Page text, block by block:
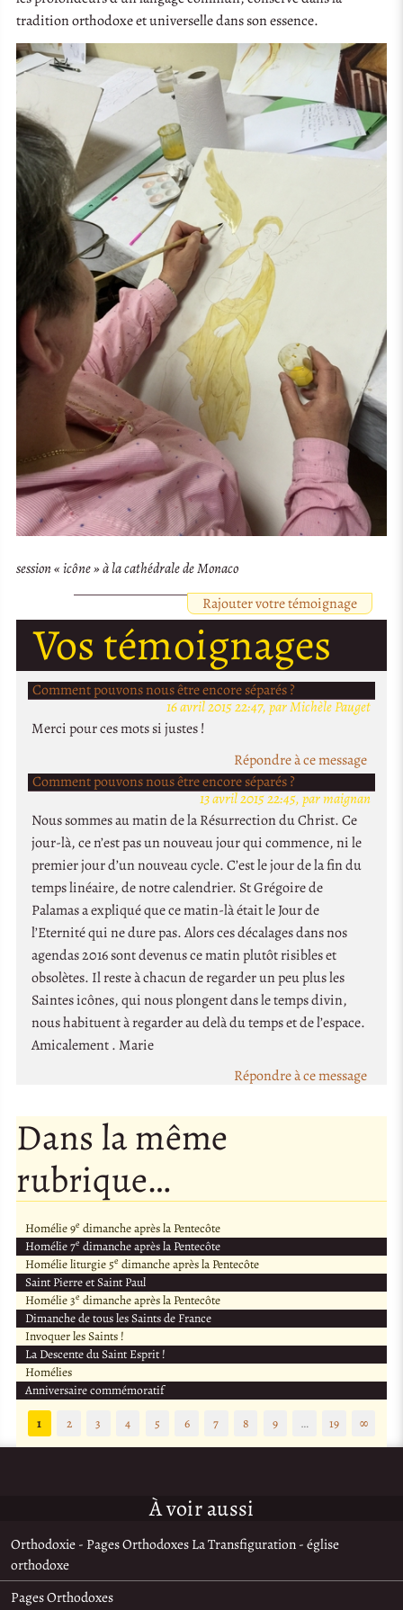
tradition orthodoxe et universelle dans son essence.
session « icône » à la cathédrale de Monaco
Rajouter votre témoignage
Vos témoignages
Comment pouvons nous être encore séparés ?
16 avril 2015 22:47, par Michèle Pauget
Merci pour ces mots si justes !
Répondre à ce message
Comment pouvons nous être encore séparés ?
13 avril 2015 22:45, par maignan
Nous sommes au matin de la Résurrection du Christ. Ce
jour-là, ce n’est pas un nouveau jour qui commence, ni le
premier jour d’un nouveau cycle. C’est le jour de la fin du
temps linéaire, de notre calendrier. St Grégoire de
Palamas a expliqué que ce matin-là était le Jour de
l’Eternité qui ne dure pas. Alors ces décalages dans nos
agendas 2016 sont devenus ce matin plutôt risibles et
obsolètes. Il reste à chacun de regarder un peu plus les
Saintes icônes, qui nous plongent dans le temps divin,
nous habituent à regarder au delà du temps et de l’espace.
Amicalement . Marie
Répondre à ce message
Dans la même
rubrique…
Homélie 9e dimanche après la Pentecôte
Homélie 7e dimanche après la Pentecôte
Homélie liturgie 5e dimanche après la Pentecôte
Saint Pierre et Saint Paul
Homélie 3e dimanche après la Pentecôte
Dimanche de tous les Saints de France
Invoquer les Saints !
La Descente du Saint Esprit !
Homélies
Anniversaire commémoratif
1
2 3 4 5 6 7 8 9 … 19 ∞
À voir aussi
Orthodoxie - Pages Orthodoxes La Transfiguration - église
orthodoxe
Pages Orthodoxes